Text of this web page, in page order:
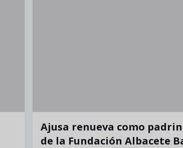
Ajusa renueva como
de la Fundación Albacete